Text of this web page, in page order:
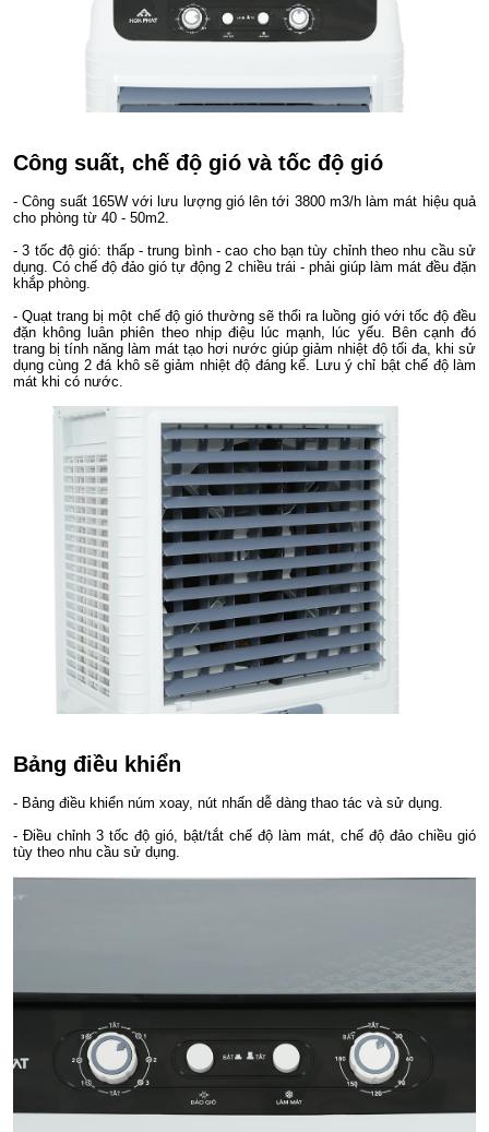
Công suất, chế độ gió và tốc độ gió
- Công suất 165W với lưu lượng gió lên tới 3800 m3/h làm mát hiệu quả
cho phòng từ 40 - 50m2.
- 3 tốc độ gió: thấp - trung bình - cao cho bạn tùy chỉnh theo nhu cầu sử
dụng. Có chế độ đảo gió tự động 2 chiều trái - phải giúp làm mát đều đặn
khắp phòng.
- Quạt trang bị một chế độ gió thường sẽ thổi ra luồng gió với tốc độ đều
đặn không luân phiên theo nhịp điệu lúc mạnh, lúc yếu. Bên cạnh đó
trang bị tính năng làm mát tạo hơi nước giúp giảm nhiệt độ tối đa, khi sử
dụng cùng 2 đá khô sẽ giảm nhiệt độ đáng kể. Lưu ý chỉ bật chế độ làm
mát khi có nước.
Bảng điều khiển
- Bảng điều khiển núm xoay, nút nhấn dễ dàng thao tác và sử dụng.
- Điều chỉnh 3 tốc độ gió, bật/tắt chế độ làm mát, chế độ đảo chiều gió
tùy theo nhu cầu sử dụng.